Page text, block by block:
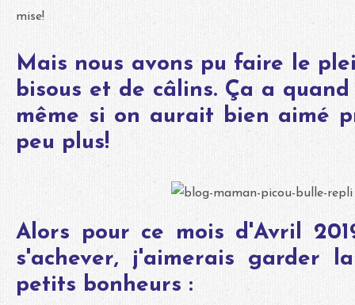
mise!
Mais nous avons pu faire le
bisous et de câlins. Ça a
même si on aurait bien aimé
peu plus!
Alors pour ce mois d'Avril
s'achever, j'aimerais garder
petits bonheurs :